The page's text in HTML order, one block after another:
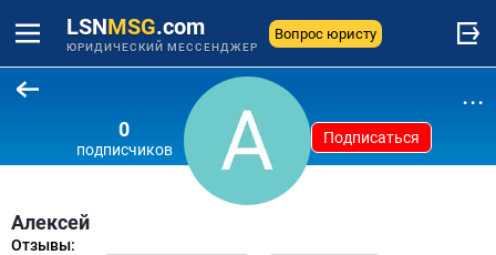
LSNMSG.com
ЮРИДИЧЕСКИЙ МЕССЕНДЖЕР
Вопрос юристу
0
подписчиков
Подписаться
...
Алексей
Отзывы: